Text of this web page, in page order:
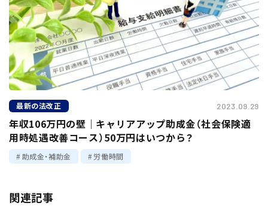
最新の法改正 2023.09.29
年収106万円の壁｜キャリアアップ助成金（社会保険適
用時処遇改善コース）50万円はいつから？
助成金・補助金 労働時間
関連記事